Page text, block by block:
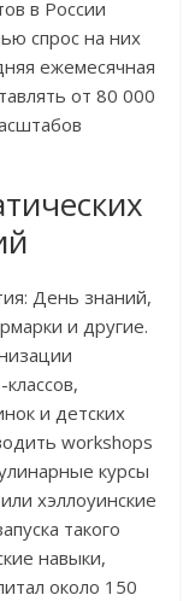
в России
спрос на них
ежемесячная
от 80 000
День знаний,
и другие.
и детских
workshops
курсы
хэллоуинские
такого
навыки,
около 150